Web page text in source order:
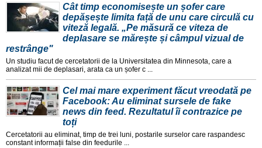
Cât timp economisește un șofer care
depășește limita față de unu care circulă cu
viteză legală. „Pe măsură ce viteza de
deplasare se mărește și câmpul vizual de
restrânge"
Un studiu facut de cercetatorii de la Universitatea din Minnesota, care a
analizat mii de deplasari, arata ca un șofer c ...
Cel mai mare experiment făcut vreodată pe
Facebook: Au eliminat sursele de fake
news din feed. Rezultatul îi contrazice pe
toți
Cercetatorii au eliminat, timp de trei luni, postarile surselor care raspandesc
constant informații false din feedurile ...